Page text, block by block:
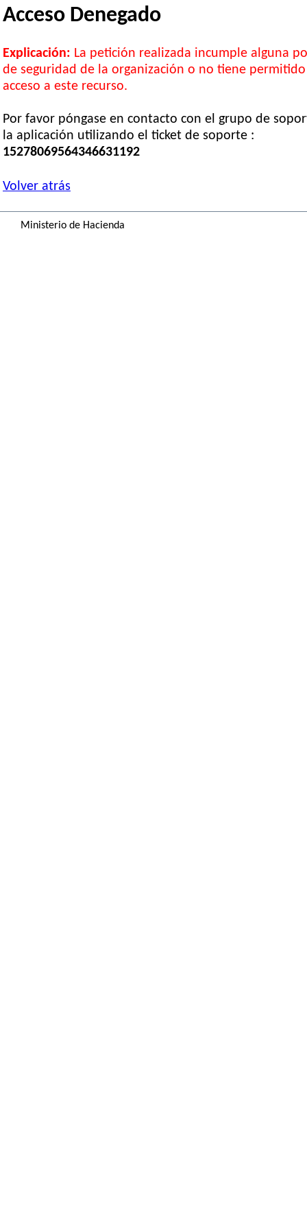
Acceso Denegado
Explicación: La petición realizada incumple alguna
de seguridad de la organización o no tiene
acceso a este recurso.
Por favor póngase en contacto con el grupo de
la aplicación utilizando el ticket de soporte :
15278069564346631192
Volver atrás
Ministerio de Hacienda